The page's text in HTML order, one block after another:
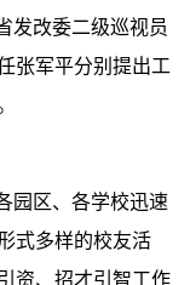
发改委二级巡视员
张军平分别提出工
园区、各学校迅速
式多样的校友活
资、招才引智工作